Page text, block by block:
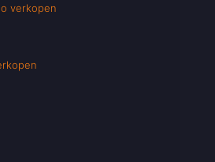
verkopen